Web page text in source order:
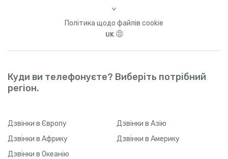
>
Політика щодо файлів cookie
UK
Куди ви телефонуєте? Виберіть потрібний
регіон.
Дзвінки в Європу Дзвінки в Азію
Дзвінки в Африку Дзвінки в Америку
Дзвінки в Океанію